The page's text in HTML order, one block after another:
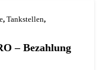
, Tankstellen,
– Bezahlung